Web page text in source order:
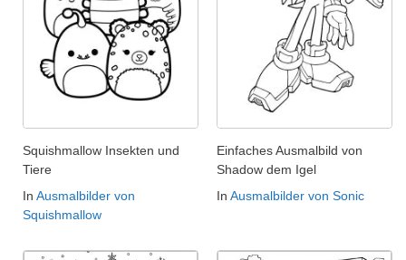
Squishmallow Insekten und
Tiere
In Ausmalbilder von
Squishmallow
Einfaches Ausmalbild von
Shadow dem Igel
In Ausmalbilder von Sonic